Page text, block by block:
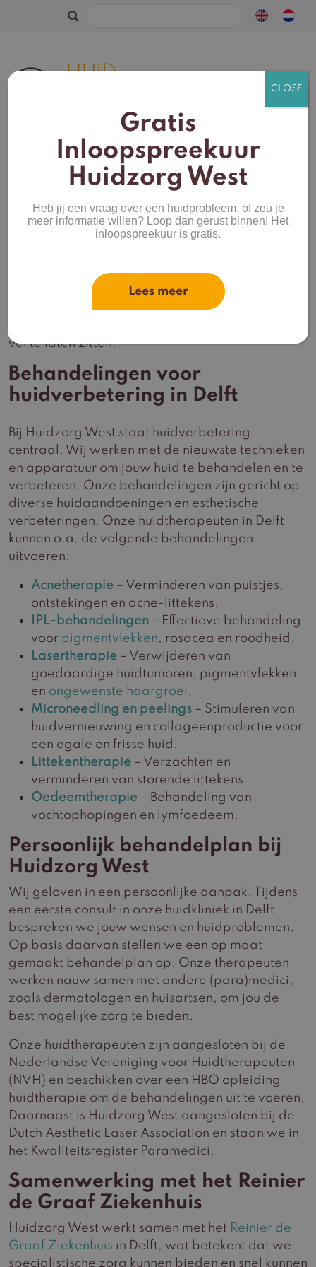
Zoeken
Huidkliniek Delft
Op zoek naar een professionele en
gespecialiseerde huidkliniek in Delft? Bij
ervaren huidtherapeuten helpen je graag met
diverse behandelingen voor huidverbetering en
huidtherapie. Wij bieden een effectieve en
vel te laten zitten.
Behandelingen voor
huidverbetering in Delft
Bij Huidzorg West staat huidverbetering
centraal. Wij werken met de nieuwste technieken
en apparatuur om jouw huid te behandelen en te
verbeteren. Onze behandelingen zijn gericht op
diverse huidaandoeningen en esthetische
verbeteringen. Onze huidtherapeuten in Delft
kunnen o.a. de volgende behandelingen
uitvoeren:
Acnetherapie – Verminderen van puistjes,
ontstekingen en acne-littekens.
IPL-behandelingen – Effectieve behandeling
voor pigmentvlekken, rosacea en roodheid.
Lasertherapie – Verwijderen van
goedaardige huidtumoren, pigmentvlekken
en ongewenste haargroei .
Microneedling en peelings – Stimuleren van
huidvernieuwing en collageenproductie voor
een egale en frisse huid.
Littekentherapie – Verzachten en
verminderen van storende littekens.
Oedeemtherapie – Behandeling van
vochtophopingen en lymfoedeem.
Persoonlijk behandelplan bij
Huidzorg West
Wij geloven in een persoonlijke aanpak. Tijdens
een eerste consult in onze huidkliniek in Delft
bespreken we jouw wensen en huidproblemen.
Op basis daarvan stellen we een op maat
gemaakt behandelplan op. Onze therapeuten
werken nauw samen met andere (para)medici,
zoals dermatologen en huisartsen, om jou de
best mogelijke zorg te bieden.
Onze huidtherapeuten zijn aangesloten bij de
Nederlandse Vereniging voor Huidtherapeuten
(NVH) en beschikken over een HBO opleiding
huidtherapie om de behandelingen uit te voeren.
Daarnaast is Huidzorg West aangesloten bij de
Dutch Aesthetic Laser Association en staan we in
het Kwaliteitsregister Paramedici.
Samenwerking met het Reinier
de Graaf Ziekenhuis
Huidzorg West werkt samen met het Reinier de
Graaf Ziekenhuis in Delft, wat betekent dat we
specialistische zorg kunnen bieden en snel kunnen
Gratis
Inloopspreekuur
Huidzorg West
Heb jij een vraag over een huidprobleem, of zou je
meer informatie willen? Loop dan gerust binnen! Het
inloopspreekuur is gratis.
Lees meer